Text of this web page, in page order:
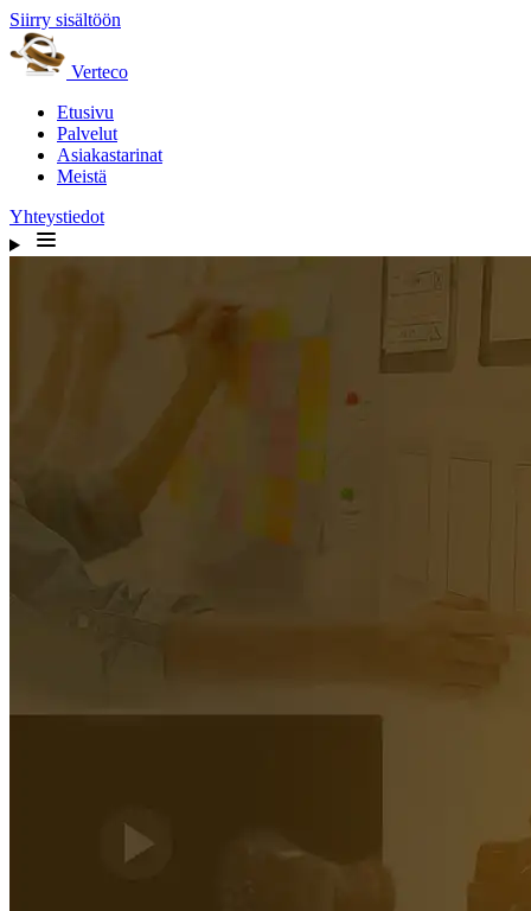
Siirry sisältöön
Verteco
Etusivu
Palvelut
Asiakastarinat
Meistä
Yhteystiedot